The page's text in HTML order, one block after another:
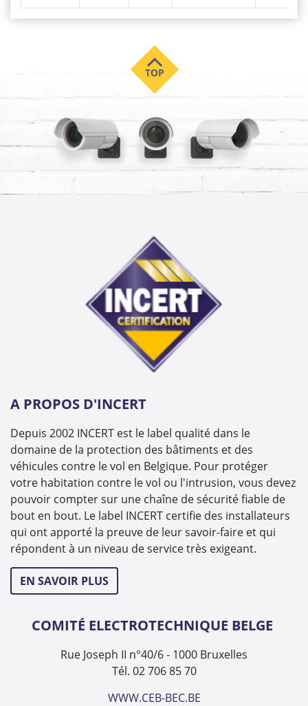
A PROPOS D'INCERT
Depuis 2002 INCERT est le label qualité dans le
domaine de la protection des bâtiments et des
véhicules contre le vol en Belgique. Pour protéger
votre habitation contre le vol ou l'intrusion, vous devez
pouvoir compter sur une chaîne de sécurité fiable de
bout en bout. Le label INCERT certifie des installateurs
qui ont apporté la preuve de leur savoir-faire et qui
répondent à un niveau de service très exigeant.
EN SAVOIR PLUS
COMITÉ ELECTROTECHNIQUE BELGE
Rue Joseph II n°40/6 - 1000 Bruxelles
Tél. 02 706 85 70
WWW.CEB-BEC.BE